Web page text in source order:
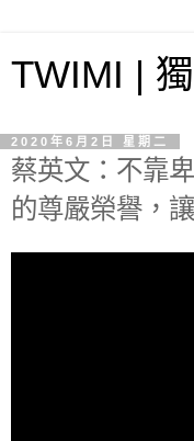
TWIMI |
2020年6月2日 星期二
蔡英文：不靠
的尊嚴榮譽，